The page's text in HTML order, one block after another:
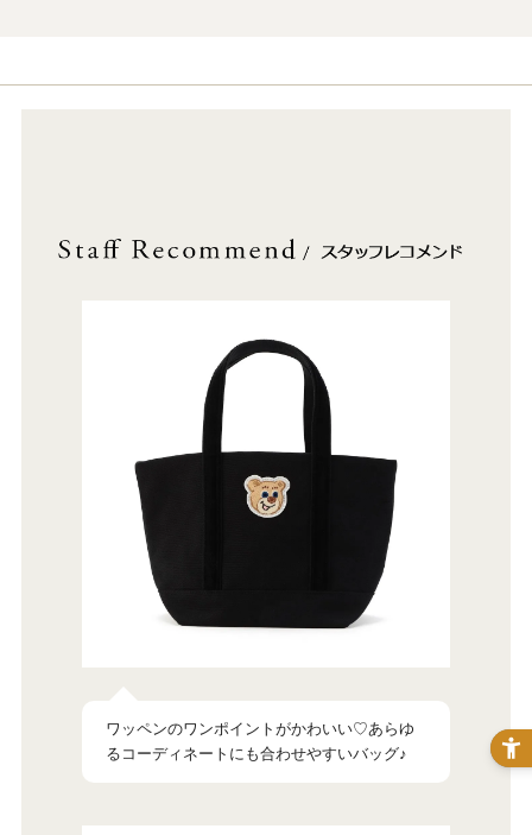
ワッペンのワンポイントがかわいい♡あらゆ
るコーディネートにも合わせやすいバッグ♪